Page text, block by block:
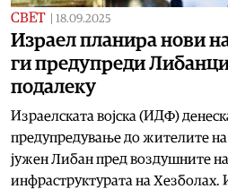
СВЕТ 18.09.2025
Израел планира нови
ги предупреди
подалеку
Израелската војска (ИДФ)
предупредување до жителите на
јужен Либан пред воздушните
инфраструктурата на Хезболах.